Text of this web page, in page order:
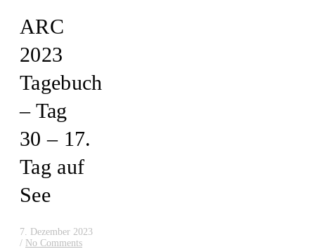
ARC
2023
Tagebuch
– Tag
30 – 17.
Tag auf
See
7. Dezember 2023
/ No Comments